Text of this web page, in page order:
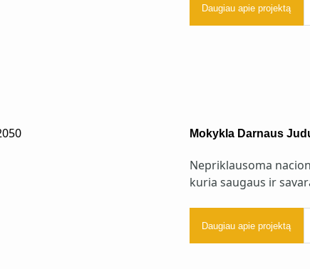
Daugiau apie projektą
Mokykla Darnaus
Nepriklausoma
kuria saugaus ir
Daugiau apie projektą